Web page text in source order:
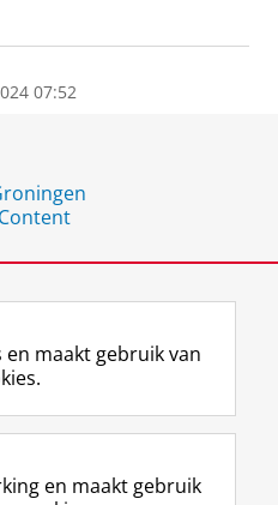
07:52
F
a
e
L
i
k
R
S
-
I
n
t
Y
o
T
maakt gebruik van
en maakt gebruik